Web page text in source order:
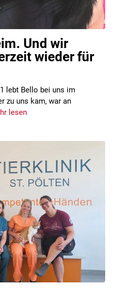
Und wir
wieder für
lebt Bello bei uns im
zu uns kam, war an
lesen